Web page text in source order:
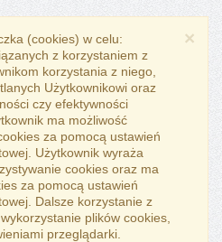
×
(cookies) w celu:
z korzystaniem z
korzystania z niego,
Użytkownikowi oraz
czy efektywności
ma możliwość
za pomocą ustawień
Użytkownik wyraża
cookies oraz ma
za pomocą ustawień
Dalsze korzystanie z
plików cookies,
przeglądarki.